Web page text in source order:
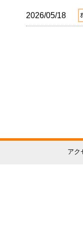
2026/05/18
アク